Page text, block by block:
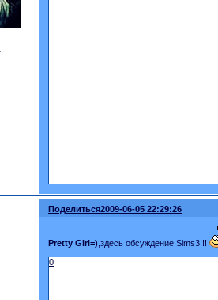
Поделиться2009-06-05 22:29:26
Pretty Girl=),здесь обсуждение Sims3!!!
0